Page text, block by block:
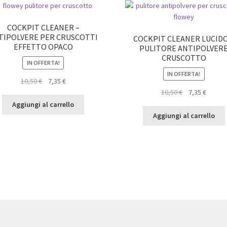
COCKPIT CLEANER –
PER CRUSCOTTI
EFFETTO OPACO
IN OFFERTA!
10,50€
originale
7,35 €Il
attuale
Aggiungi al carrello
COCKPIT CLEANER
PULITORE ANTIPOLVERE
CRUSCOTTO
IN OFFERTA!
10,50€
originale
7,35€Il
attuale
Aggiungi al carrello